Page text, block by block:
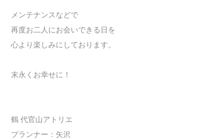
メンテナンスなどで
再度お二人にお会いできる日を
心より楽しみにしております。
末永くお幸せに！
鶴 代官山アトリエ
プランナー：矢沢